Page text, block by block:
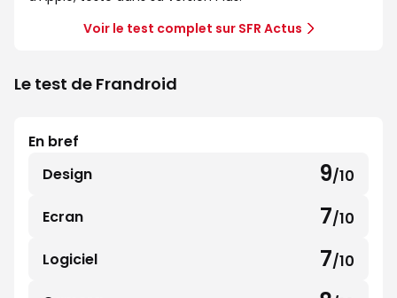
Voir le test complet sur SFR Actus
Le test de Frandroid
En bref
Design
9/10
9
sur
Ecran 7/10
7
sur
Logiciel 7/10
7
sur